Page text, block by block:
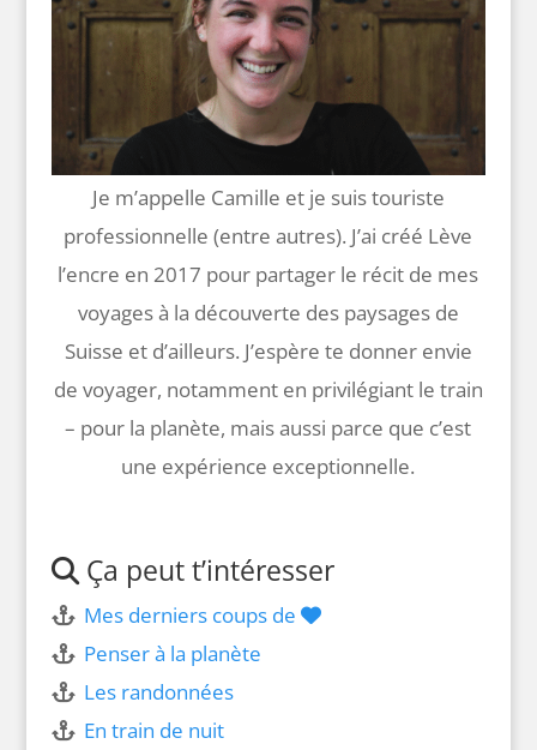
Je m’appelle Camille et je suis touriste
professionnelle (entre autres). J’ai créé Lève
l’encre en 2017 pour partager le récit de mes
voyages à la découverte des paysages de
Suisse et d’ailleurs. J’espère te donner envie
de voyager, notamment en privilégiant le train
– pour la planète, mais aussi parce que c’est
une expérience exceptionnelle.
Ça peut t’intéresser
Mes derniers coups de
Penser à la planète
Les randonnées
En train de nuit